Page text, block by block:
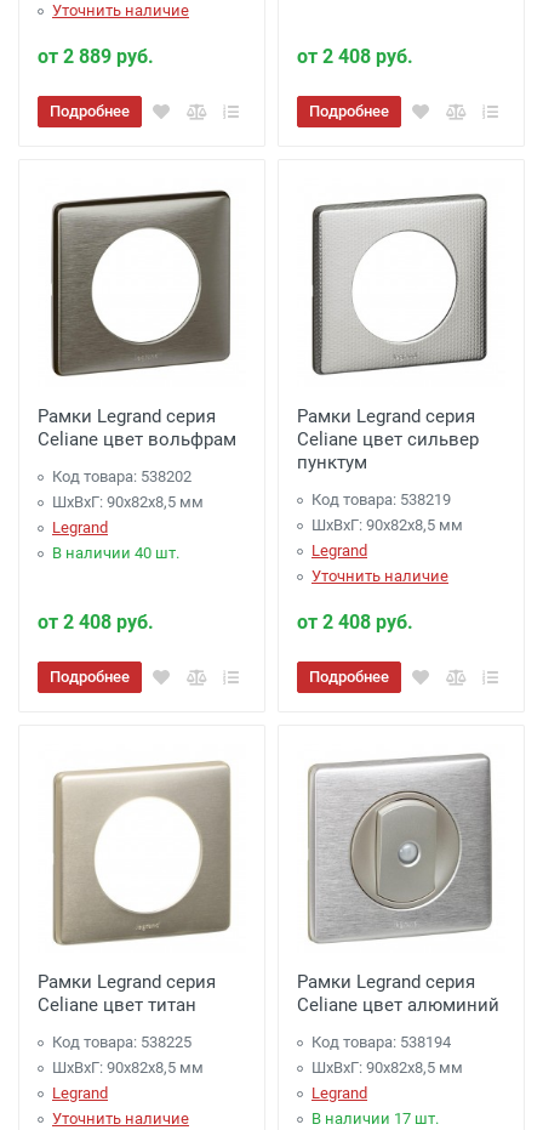
Уточнить наличие
от 2 889 руб.
Подробнее
от 2 408 руб.
Подробнее
Рамки Legrand серия
Celiane цвет вольфрам
Код товара: 538202
ШхВхГ: 90x82x8,5 мм
Legrand
В наличии 40 шт.
от 2 408 руб.
Подробнее
Рамки Legrand серия
Celiane цвет сильвер
пунктум
Код товара: 538219
ШхВхГ: 90x82x8,5 мм
Legrand
Уточнить наличие
от 2 408 руб.
Подробнее
Рамки Legrand серия
Celiane цвет титан
Код товара: 538225
ШхВхГ: 90x82x8,5 мм
Legrand
Уточнить наличие
Рамки Legrand серия
Celiane цвет алюминий
Код товара: 538194
ШхВхГ: 90x82x8,5 мм
Legrand
В наличии 17 шт.